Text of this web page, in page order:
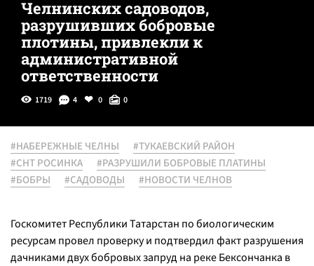
Челнинских садоводов,
разрушивших бобровые
плотины, привлекли к
административной
ответственности
1719 4 0 0
#НАБЕРЕЖНЫЕ ЧЕЛНЫ
#ТУКАЕВСКИЙ РАЙОН
#СНТ РОСИНКА
#РАЗРУШИЛИ БОБРОВЫЕ ПЛАТИНЫ
#БОБРЫ
#САДОВОДЫ #НОВОСТИ ЧЕЛНОВ
Госкомитет Республики Татарстан по биологическим
ресурсам провел проверку и подтвердил факт разрушения
дачниками двух бобровых запруд на реке Бексончанка в